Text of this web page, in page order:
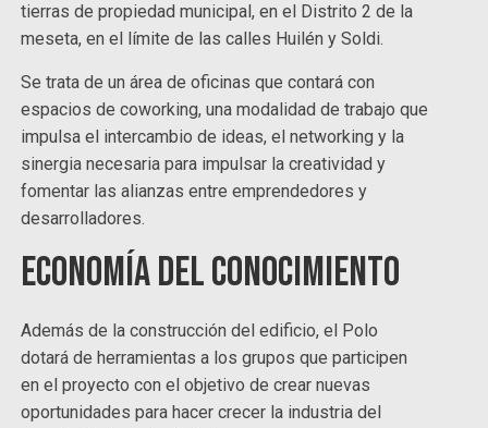
tierras de propiedad municipal, en el Distrito 2 de la
meseta, en el límite de las calles Huilén y Soldi.
Se trata de un área de oficinas que contará con
espacios de coworking, una modalidad de trabajo que
impulsa el intercambio de ideas, el networking y la
sinergia necesaria para impulsar la creatividad y
fomentar las alianzas entre emprendedores y
desarrolladores.
Economía del Conocimiento
Además de la construcción del edificio, el Polo
dotará de herramientas a los grupos que participen
en el proyecto con el objetivo de crear nuevas
oportunidades para hacer crecer la industria del